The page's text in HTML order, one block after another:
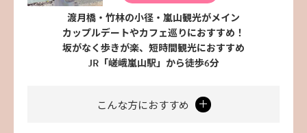
渡月橋・竹林の小径・嵐山観光がメイン
カップルデートやカフェ巡りにおすすめ！
坂がなく歩きが楽、短時間観光におすすめ
JR「嵯峨嵐山駅」から徒歩6分
こんな方におすすめ